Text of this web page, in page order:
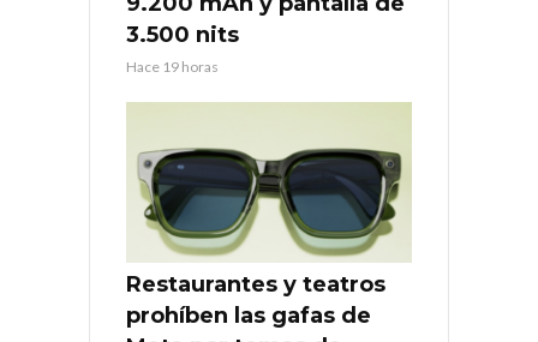
3.500 nits
Hace 19 horas
Restaurantes y teatros
prohíben las gafas de